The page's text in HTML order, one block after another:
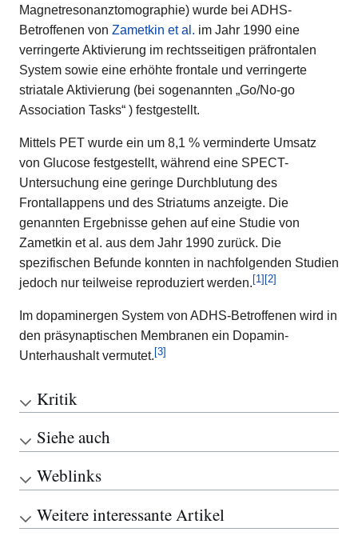
Magnetresonanztomographie) wurde bei ADHS-
Betroffenen von Zametkin et al. im Jahr 1990 eine
verringerte Aktivierung im rechtsseitigen präfrontalen
System sowie eine erhöhte frontale und verringerte
striatale Aktivierung (bei sogenannten „Go/No-go
Association Tasks“ ) festgestellt.
Mittels PET wurde ein um 8,1 % verminderte Umsatz
von Glucose festgestellt, während eine SPECT-
Untersuchung eine geringe Durchblutung des
Frontallappens und des Striatums anzeigte. Die
genannten Ergebnisse gehen auf eine Studie von
Zametkin et al. aus dem Jahr 1990 zurück. Die
spezifischen Befunde konnten in nachfolgenden Studien
jedoch nur teilweise reproduziert werden. [1 ] [2]
Im dopaminergen System von ADHS-Betroffenen wird in
den präsynaptischen Membranen ein Dopamin-
Unterhaushalt vermutet. [3]
Kritik
Siehe auch
Weblinks
Weitere interessante Artikel